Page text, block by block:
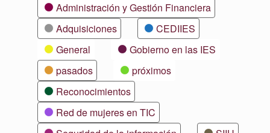
CategoríasAdministración y Gestión Financiera
Adquisiciones
CEDIIES
General
Gobierno en las IES
pasados
próximos
Reconocimientos
Red de mujeres en TIC